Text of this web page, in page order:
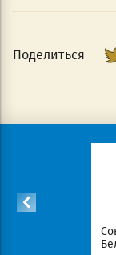
Поделиться